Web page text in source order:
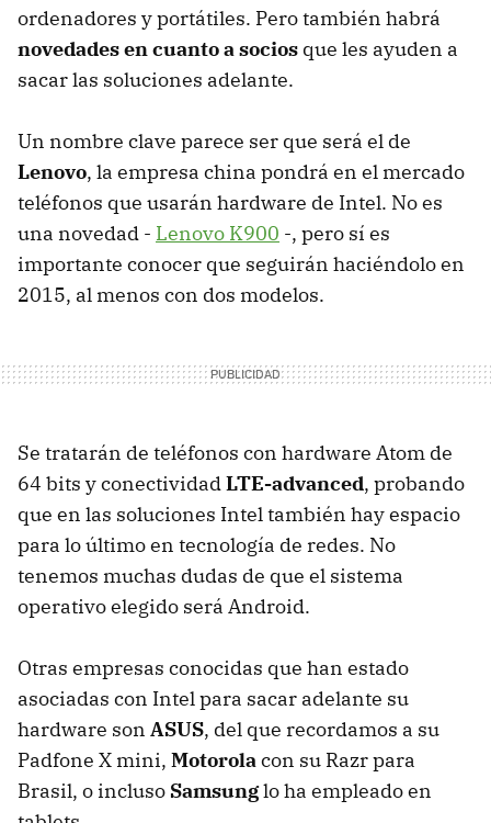
ordenadores y portátiles. Pero también habrá
novedades en cuanto a socios que les ayuden a
sacar las soluciones adelante.
Un nombre clave parece ser que será el de
Lenovo, la empresa china pondrá en el mercado
teléfonos que usarán hardware de Intel. No es
una novedad - Lenovo K900 -, pero sí es
importante conocer que seguirán haciéndolo en
2015, al menos con dos modelos.
Se tratarán de teléfonos con hardware Atom de
64 bits y conectividadLTE-advanced, probando
que en las soluciones Intel también hay espacio
para lo último en tecnología de redes. No
tenemos muchas dudas de que el sistema
operativo elegido será Android.
Otras empresas conocidas que han estado
asociadas con Intel para sacar adelante su
hardware son ASUS, del que recordamos a su
Padfone X mini, Motorolacon su Razr para
Brasil, o incluso Samsunglo ha empleado en